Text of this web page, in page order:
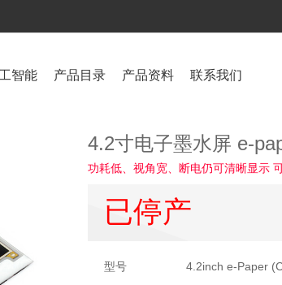
智能 产品目录 产品资料 联系我们
4.2寸电子墨水屏 e-
功耗低、视角宽、断电仍可清晰显示
已停产
型号
4.2inch e-Paper